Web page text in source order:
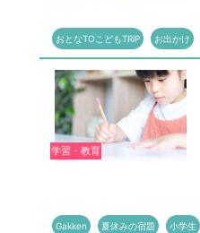
おとなTOこどもTRiP お出かけ
学習・教育
Gakken 夏休みの宿題 小学生